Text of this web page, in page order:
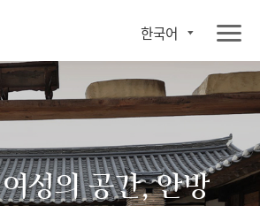
한국어
성의 공간, 안방